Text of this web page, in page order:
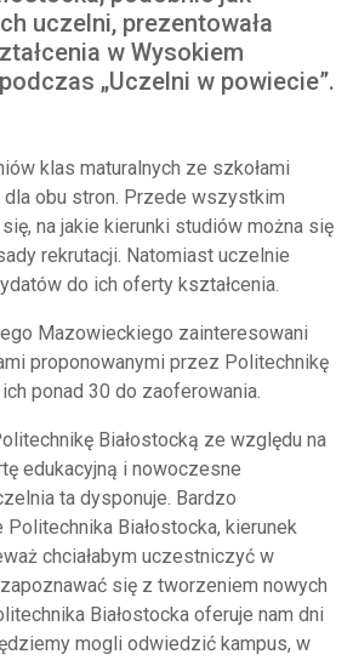
uczelni, prezentowała
w Wysokiem
„Uczelni w powiecie”.
klas maturalnych ze szkołami
obu stron. Przede wszystkim
na jakie kierunki studiów można się
rekrutacji. Natomiast uczelnie
do ich oferty kształcenia.
Mazowieckiego zainteresowani
proponowanymi przez Politechnikę
ich ponad 30 do zaoferowania.
Białostocką ze względu na
edukacyjną i nowoczesne
ta dysponuje. Bardzo
Politechnika Białostocka, kierunek
chciałabym uczestniczyć w
się z tworzeniem nowych
Białostocka oferuje nam dni
mogli odwiedzić kampus, w